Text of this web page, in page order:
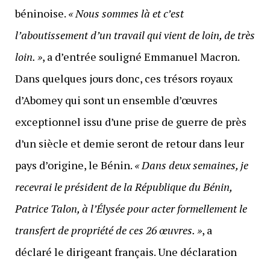
béninoise. « Nous sommes là et c’est
l’aboutissement d’un travail qui vient de loin, de très
loin. », a d’entrée souligné Emmanuel Macron.
Dans quelques jours donc, ces trésors royaux
d’Abomey qui sont un ensemble d’œuvres
exceptionnel issu d’une prise de guerre de près
d’un siècle et demie seront de retour dans leur
pays d’origine, le Bénin. « Dans deux semaines, je
recevrai le président de la République du Bénin,
Patrice Talon, à l’Élysée pour acter formellement le
transfert de propriété de ces 26 œuvres. », a
déclaré le dirigeant français. Une déclaration